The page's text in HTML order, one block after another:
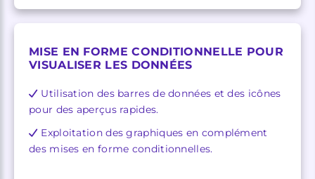
MISE EN FORME CONDITIONNELLE POUR
VISUALISER LES DONNÉES
Utilisation des barres de données et des icônes
pour des aperçus rapides.
Exploitation des graphiques en complément
des mises en forme conditionnelles.